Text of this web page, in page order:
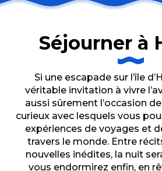
Séjourner à
Si une escapade sur l’île
véritable invitation à vivre
aussi sûrement l’occasion
curieux avec lesquels vous
expériences de voyages et
travers le monde. Entre
nouvelles inédites, la nuit
vous endormirez enfin, en